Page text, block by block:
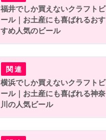
福井でしか買えないクラフトビ
ール｜お土産にも喜ばれるおす
すめ人気のビール
横浜でしか買えないクラフトビ
ール｜お土産にも喜ばれる神奈
川の人気ビール